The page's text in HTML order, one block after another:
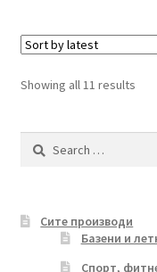
Showing all 11 results
Search
Сите производи
Базени и
Спорт,